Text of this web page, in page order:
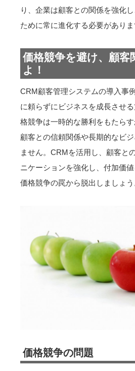
り、企業は顧客との関係を強化
ために常に進化する必要がありま
価格競争を避け、顧客
よ！
CRM顧客管理システムの導入事
に頼らずにビジネスを成長させ
格競争は一時的な勝利をもたらす
顧客との信頼関係や長期的なビ
ません。CRMを活用し、顧客と
ニケーションを強化し、付加価値
価格競争の罠から脱出しましょう
価格競争の問題